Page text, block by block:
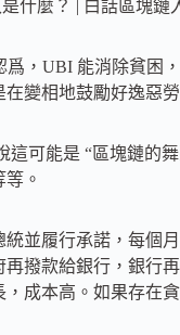
爲，UBI 能消除貧困
變相地鼓勵好逸惡勞
可能是 “區塊鏈的
等。
並履行承諾，每個
撥款給銀行，銀行
成本高。如果存在